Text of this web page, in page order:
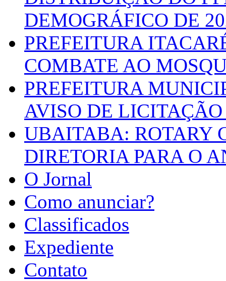
DEMOGRÁFICO DE
PREFEITURA
COMBATE AO
PREFEITURA
AVISO DE LICITAÇÃO
UBAITABA: ROTARY
DIRETORIA PARA O
O Jornal
Como anunciar?
Classificados
Expediente
Contato